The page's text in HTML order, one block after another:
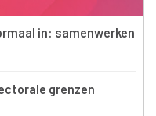
in: samenwerken
grenzen